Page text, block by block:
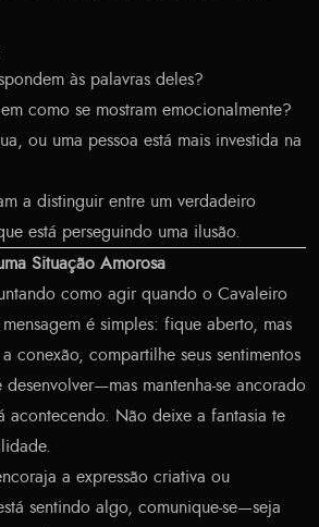
às palavras deles?
como se mostram emocionalmente?
ou uma pessoa está mais investida na
a distinguir entre um verdadeiro
está perseguindo uma ilusão.
Situação Amorosa
como agir quando o Cavaleiro
é simples: fique aberto, mas
conexão, compartilhe seus sentimentos
mantenha-se ancorado
acontecendo. Não deixe a fantasia te
a expressão criativa ou
sentindo algo, comunique-se—seja